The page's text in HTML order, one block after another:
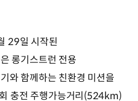
29일 시작된
롱기스트런 전용
와 함께하는 친환경 미션을
충전 주행가능거리(524km)